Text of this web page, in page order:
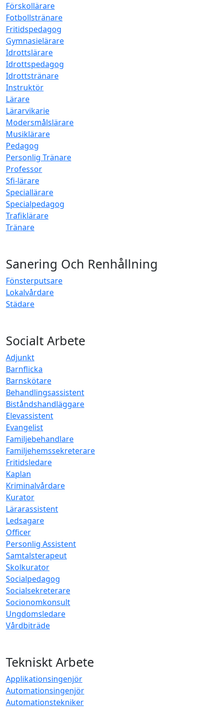
Förskollärare
Fotbollstränare
Fritidspedagog
Gymnasielärare
Idrottslärare
Idrottspedagog
Idrottstränare
Instruktör
Lärare
Lärarvikarie
Modersmålslärare
Musiklärare
Pedagog
Personlig Tränare
Professor
Sfi-lärare
Speciallärare
Specialpedagog
Trafiklärare
Tränare
Sanering Och Renhållning
Fönsterputsare
Lokalvårdare
Städare
Socialt Arbete
Adjunkt
Barnflicka
Barnskötare
Behandlingsassistent
Biståndshandläggare
Elevassistent
Evangelist
Familjebehandlare
Familjehemssekreterare
Fritidsledare
Kaplan
Kriminalvårdare
Kurator
Lärarassistent
Ledsagare
Officer
Personlig Assistent
Samtalsterapeut
Skolkurator
Socialpedagog
Socialsekreterare
Socionomkonsult
Ungdomsledare
Vårdbiträde
Tekniskt Arbete
Applikationsingenjör
Automationsingenjör
Automationstekniker